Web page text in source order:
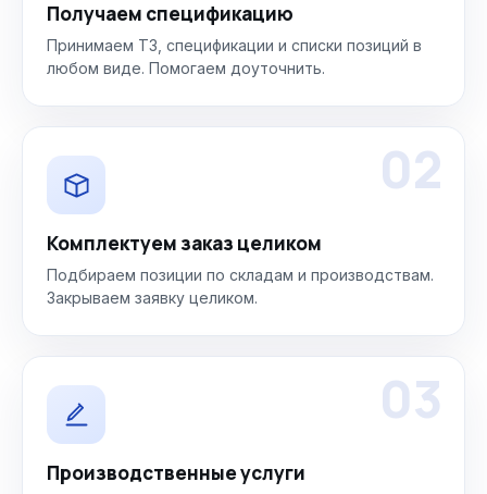
Получаем спецификацию
Принимаем ТЗ, спецификации и списки позиций в
любом виде. Помогаем доуточнить.
02
Комплектуем заказ целиком
Подбираем позиции по складам и производствам.
Закрываем заявку целиком.
03
Производственные услуги